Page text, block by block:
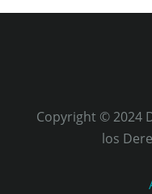
Copyright © 2024
los